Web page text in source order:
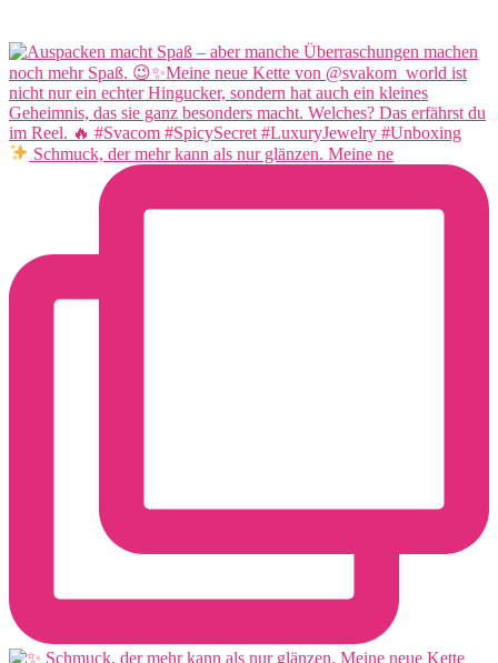
Schmuck, der mehr kann als nur glänzen. Meine ne